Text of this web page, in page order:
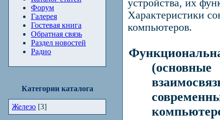
Форум
Галерея
Гостевая книга
Обратная связь
Раздел новостей
Радио
Категории каталога
Железо [3]
устройства, их
Характеристики
компьютеров.